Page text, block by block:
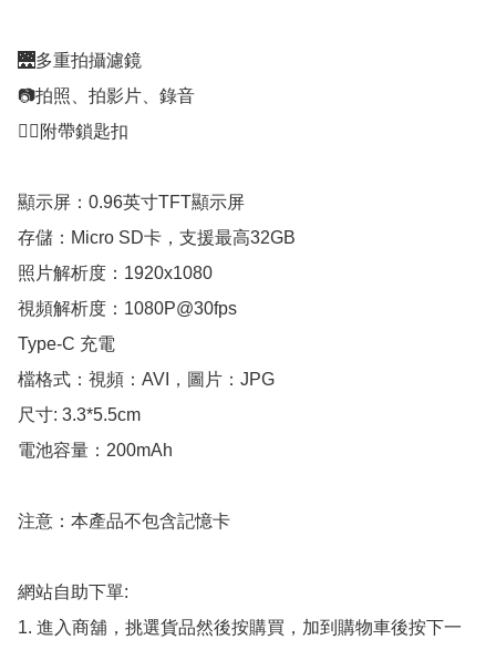
🌉多重拍攝濾鏡
📷拍照、拍影片、錄音
⛓️‍💥附帶鎖匙扣
顯示屏：0.96英寸TFT顯示屏
存儲：Micro SD卡，支援最高32GB
照片解析度：1920x1080
視頻解析度：1080P@30fps
Type-C 充電
檔格式：視頻：AVI，圖片：JPG
尺寸: 3.3*5.5cm
電池容量：200mAh
注意：本產品不包含記憶卡
網站自助下單:
1. 進入商舖，挑選貨品然後按購買，加到購物車後按下一